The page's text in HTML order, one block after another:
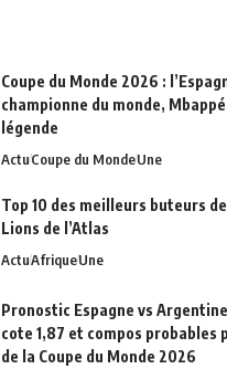
Coupe du Monde 2026 :
championne du monde,
légende
ActuCoupe du MondeUne
Top 10 des meilleurs buteurs
Lions de l’Atlas
ActuAfriqueUne
Pronostic Espagne vs
cote 1,87 et compos probables
de la Coupe du Monde 2026